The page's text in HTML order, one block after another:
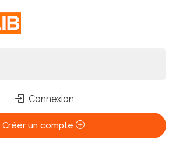
Connexion
Créer un compte